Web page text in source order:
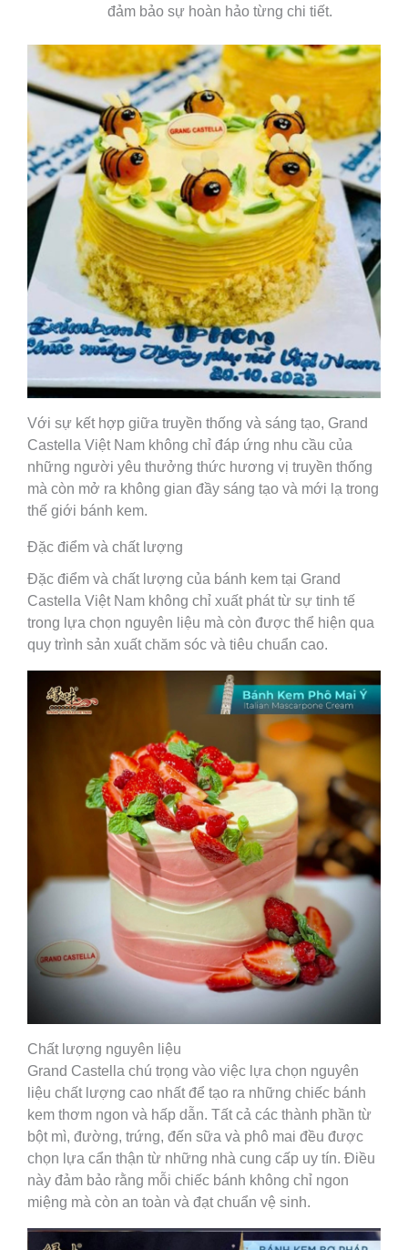
đảm bảo sự hoàn hảo từng chi tiết.
Với sự kết hợp giữa truyền thống và sáng tạo, Grand
Castella Việt Nam không chỉ đáp ứng nhu cầu của
những người yêu thưởng thức hương vị truyền thống
mà còn mở ra không gian đầy sáng tạo và mới lạ trong
thế giới bánh kem.
Đặc điểm và chất lượng
Đặc điểm và chất lượng của bánh kem tại Grand
Castella Việt Nam không chỉ xuất phát từ sự tinh tế
trong lựa chọn nguyên liệu mà còn được thể hiện qua
quy trình sản xuất chăm sóc và tiêu chuẩn cao.
Chất lượng nguyên liệu
Grand Castella chú trọng vào việc lựa chọn nguyên
liệu chất lượng cao nhất để tạo ra những chiếc bánh
kem thơm ngon và hấp dẫn. Tất cả các thành phần từ
bột mì, đường, trứng, đến sữa và phô mai đều được
chọn lựa cẩn thận từ những nhà cung cấp uy tín. Điều
này đảm bảo rằng mỗi chiếc bánh không chỉ ngon
miệng mà còn an toàn và đạt chuẩn vệ sinh.